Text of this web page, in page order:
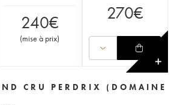
240€
(mise à prix)
270€
✕
CRU PERDRIX (DOMAINE